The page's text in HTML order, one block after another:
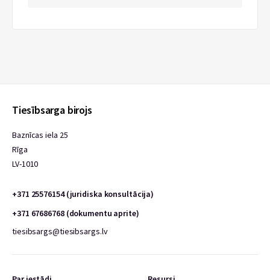
Tiesībsarga birojs
Baznīcas iela 25
Rīga
LV-1010
+371 25576154 (juridiska konsultācija)
+371 67686768 (dokumentu aprite)
tiesibsargs@tiesibsargs.lv